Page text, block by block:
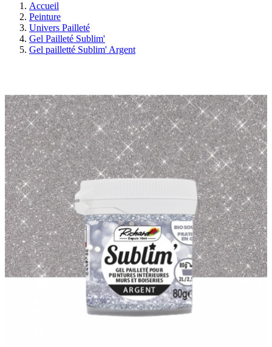
Accueil
Peinture
Univers Pailleté
Gel Pailleté Sublim'
Gel pailletté Sublim' Argent